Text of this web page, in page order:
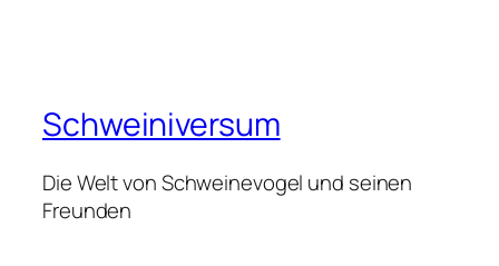
Schweiniversum
Die Welt von Schweinevogel und seinen
Freunden